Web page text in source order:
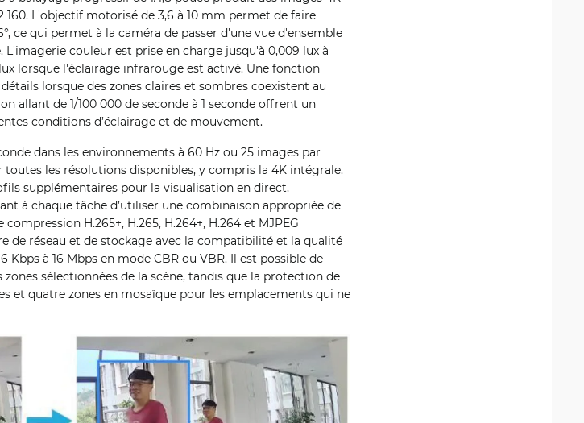
L'objectif motorisé de 3,6 à 10 mm permet de faire
ce qui permet à la caméra de passer d'une vue d'ensemble
couleur est prise en charge jusqu'à 0,009 lux à
lorsque l'éclairage infrarouge est activé. Une fonction
lorsque des zones claires et sombres coexistent au
allant de 1/100 000 de seconde à 1 seconde offrent un
conditions d’éclairage et de mouvement.
dans les environnements à 60 Hz ou 25 images par
les résolutions disponibles, y compris la 4K intégrale.
supplémentaires pour la visualisation en direct,
à chaque tâche d’utiliser une combinaison appropriée de
H.265+, H.265, H.264+, H.264 et MJPEG
de réseau et de stockage avec la compatibilité et la qualité
Kbps à 16 Mbps en mode CBR ou VBR. Il est possible de
sélectionnées de la scène, tandis que la protection de
et quatre zones en mosaïque pour les emplacements qui ne